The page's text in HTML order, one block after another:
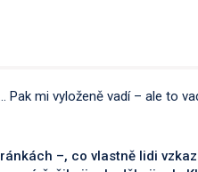
Pak mi vyloženě vadí – ale to
–, co vlastně lidi